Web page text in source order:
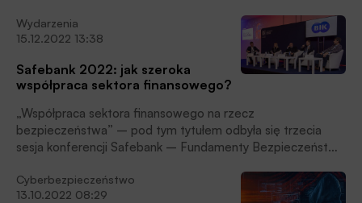
Konferencja została zorganizowana w ramach
Horyzontów Bankowości przez Centrum Prawa Bankowego
i Informacji oraz Miesięcznik Finansowy BANK we
współpracy ze Związkiem Banków Polskich.
Wydarzenia
15.12.2022 13:38
Safebank 2022: jak szeroka
współpraca sektora finansowego?
„Współpraca sektora finansowego na rzecz
bezpieczeństwa” – pod tym tytułem odbyła się trzecia
sesja konferencji Safebank – Fundamenty Bezpieczeństwa
Cyberbezpieczeństwo
13.10.2022 08:29